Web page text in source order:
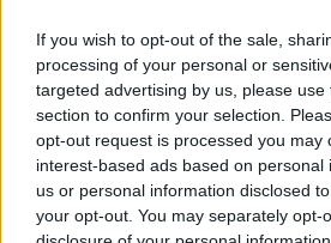
If you wish to opt-out of the sale,
processing of your personal or
targeted advertising by us, please
section to confirm your selection.
opt-out request is processed you may
interest-based ads based on personal
us or personal information disclosed
your opt-out. You may separately opt-
Követem
TUDOMÁNY-TECH TUDOMÁNY